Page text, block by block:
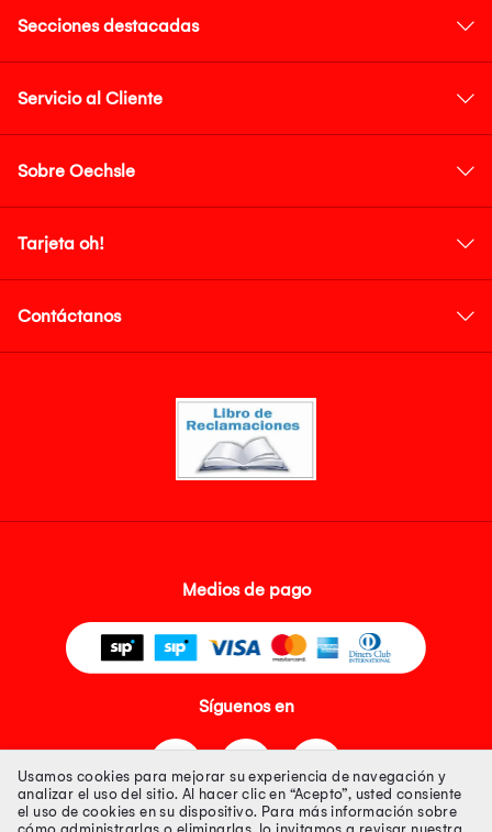
Secciones destacadas
Servicio al Cliente
Sobre Oechsle
Tarjeta oh!
Contáctanos
Medios de pago
Síguenos en
Usamos cookies para mejorar su experiencia de navegación y
analizar el uso del sitio. Al hacer clic en “Acepto”, usted consiente
el uso de cookies en su dispositivo. Para más información sobre